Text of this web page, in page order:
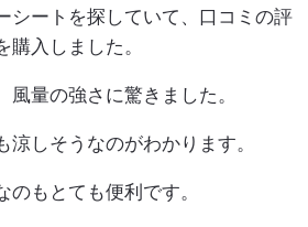
シートを探していて、口コミの評
入しました。
量の強さに驚きました。
しそうなのがわかります。
のもとても便利です。